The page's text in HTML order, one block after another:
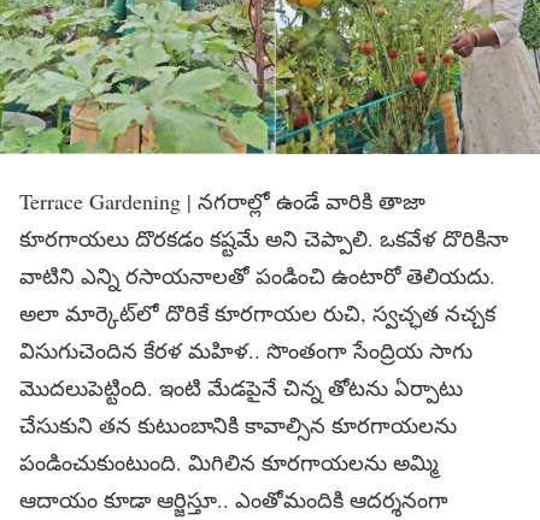
Terrace Gardening | నగరాల్లో ఉండే వారికి తాజా
కూరగాయలు దొరకడం కష్టమే అని చెప్పాలి. ఒకవేళ దొరికినా
వాటిని ఎన్ని రసాయనాలతో పండించి ఉంటారో తెలియదు.
అలా మార్కెట్‌లో దొరికే కూరగాయల రుచి, స్వచ్ఛత నచ్చక
విసుగుచెందిన కేరళ మహిళ.. సొంతంగా సేంద్రియ సాగు
మొదలుపెట్టింది. ఇంటి మేడపైనే చిన్న తోటను ఏర్పాటు
చేసుకుని తన కుటుంబానికి కావాల్సిన కూరగాయలను
పండించుకుంటుంది. మిగిలిన కూరగాయలను అమ్మి
ఆదాయం కూడా ఆర్జిస్తూ.. ఎంతోమందికి ఆదర్శనంగా